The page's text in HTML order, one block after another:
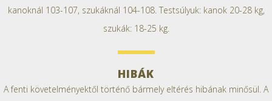
kanoknál 103-107, szukáknál 104-108. Testsúlyuk: kanok 20-28 kg,
szukák: 18-25 kg.
HIBÁK
A fenti követelményektől történő bármely eltérés hibának minősül. A